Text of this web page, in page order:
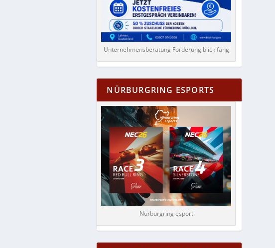
Unternehmensberatung Förderung blick fang
NÜRBURGRING ESPORTS
Nürburgring esport